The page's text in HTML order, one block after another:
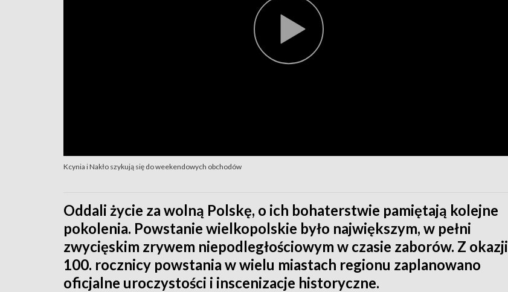
Kcynia i Nakło szykują się do weekendowych obchodów
Oddali życie za wolną Polskę, o ich bohaterstwie pamiętają kolejne
pokolenia. Powstanie wielkopolskie było największym, w pełni
zwycięskim zrywem niepodległościowym w czasie zaborów. Z okazji
100. rocznicy powstania w wielu miastach regionu zaplanowano
oficjalne uroczystości i inscenizacje historyczne.